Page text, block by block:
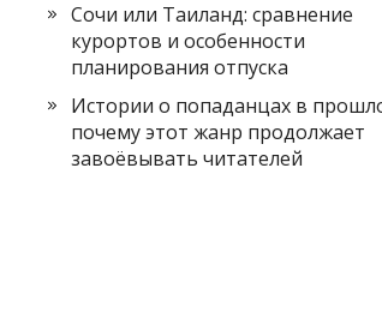
Сочи или Таиланд: сравнение
курортов и особенности
планирования отпуска
Истории о попаданцах в
почему этот жанр продолжает
завоёвывать читателей